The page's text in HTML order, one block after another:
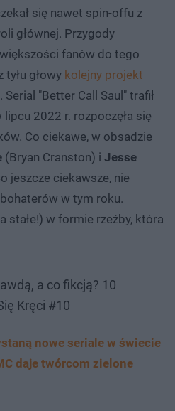
się nawet spin-offu z
głównej. Przygody
fanów do tego
głowy kolejny projekt
"Better Call Saul" trafił
2022 r. rozpoczęła się
Co ciekawe, w obsadzie
(Bryan Cranston) i Jesse
jeszcze ciekawsze, nie
w tym roku.
stałe!) w formie rzeźby, która
a co fikcją? 10
Kręci #10
nowe seriale w świecie
daje twórcom zielone